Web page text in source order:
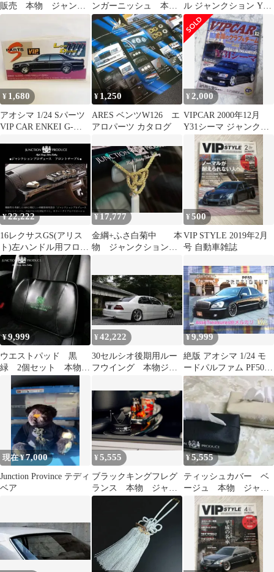
販売 本物 ジャンク
ションプロデュース
ンガーニッシュ 本物
ジャンクションプロデ
ュース
ル ジャンクション Y33
シーマ
¥ 1,680
アオシマ 1/24 Sパーツ
VIP CAR ENKEI G-
¥ 1,250
ARES ベンツW126 エ
アロパーツ カタログ
¥ 2,000
VIPCAR 2000年12月
Y31シーマ ジャンクシ
ョン 希少 当時物 雑誌
¥22,222
16レクサスGS(アリス
ト)左ハンドル用フロン
トVIPテーブル本物ジ
ャンクション
¥ 17,777
金綱+ふさ白菊中 本
物 ジャンクションプ
¥500
VIP STYLE 2019年2月
号 自動車雑誌
¥9,999
ウエストパッド 黒
緑 2個セット 本物
ジャンクションプロデ
ュース
¥42,222
30セルシオ後期用ルー
フウイング 本物ジャ
ス
¥9,999
絶版 アオシマ 1/24 モ
ードパルファム PF50
プレジデント 黒版
現在 ¥7,000
Junction Province テディ
ベア
¥5,555
ブラックキングフレグ
ランス 本物 ジャン
クションプロデュース
¥5,555
ティッシュカバー ベ
ージュ 本物 ジャン
クションプロデュース